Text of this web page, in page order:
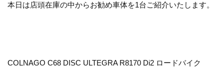
本日は店頭在庫の中からお勧め車体を1台ご紹介いたします。
COLNAGO C68 DISC ULTEGRA R8170 Di2 ロードバイク